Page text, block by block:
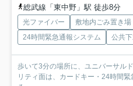
総武線「東中野」駅 徒歩8分
光ファイバー 敷地内ごみ置き場
24時間緊急通報システム
公共
歩いて3分の場所に、ユニバーサル
リティ面は、カードキー・24時間